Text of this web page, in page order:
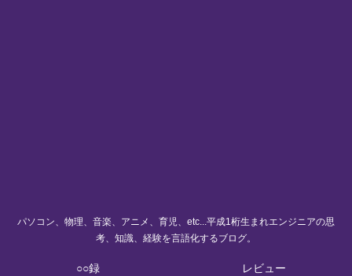
パソコン、物理、音楽、アニメ、育児、etc...平成1桁生まれエンジニアの思
考、知識、経験を言語化するブログ。
○○録 レビュー